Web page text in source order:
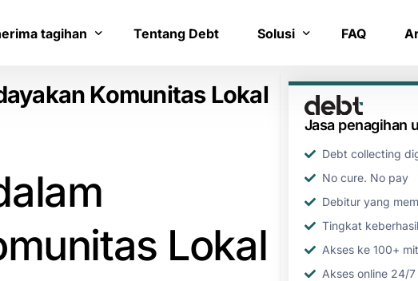
tagihan
tagihan
Tentang Debt Solusi
Layanan inkaso
FAQ
Komunitas Lokal
Lokal
Jasa penagihan
Debt collecting
No cure. No pay
Debitur yang
Tingkat
Akses ke 100+
Akses online 24/